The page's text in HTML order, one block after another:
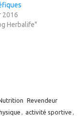
2016
Herbalife"
Revendeur
, activité sportive ,